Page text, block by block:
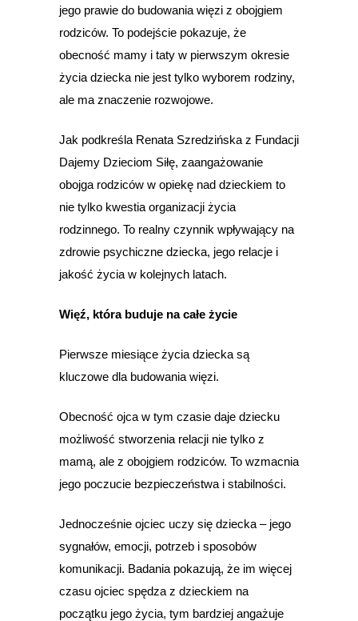
jego prawie do budowania więzi z obojgiem
rodziców. To podejście pokazuje, że
obecność mamy i taty w pierwszym okresie
życia dziecka nie jest tylko wyborem rodziny,
ale ma znaczenie rozwojowe.
Jak podkreśla Renata Szredzińska z Fundacji
Dajemy Dzieciom Siłę, zaangażowanie
obojga rodziców w opiekę nad dzieckiem to
nie tylko kwestia organizacji życia
rodzinnego. To realny czynnik wpływający na
zdrowie psychiczne dziecka, jego relacje i
jakość życia w kolejnych latach.
Więź, która buduje na całe życie
Pierwsze miesiące życia dziecka są
kluczowe dla budowania więzi.
Obecność ojca w tym czasie daje dziecku
możliwość stworzenia relacji nie tylko z
mamą, ale z obojgiem rodziców. To wzmacnia
jego poczucie bezpieczeństwa i stabilności.
Jednocześnie ojciec uczy się dziecka – jego
sygnałów, emocji, potrzeb i sposobów
komunikacji. Badania pokazują, że im więcej
czasu ojciec spędza z dzieckiem na
początku jego życia, tym bardziej angażuje